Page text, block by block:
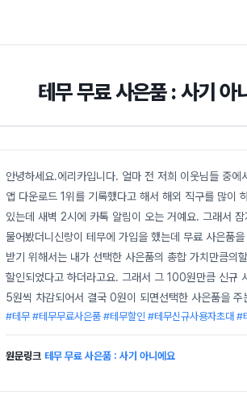
테무 무료 사은품 : 사기 아
안녕하세요.에리카입니다. 얼마 전 저희 이웃님들 중
앱 다운로드 1위를 기록했다고 해서 해외 직구를 많이
있는데 새벽 2시에 카톡 알림이 오는 거예요. 그래서
물어봤더니신랑이 테무에 가입을 했는데 무료 사은품
받기 위해서는 내가 선택한 사은품의 총합 가치만큼
할인되었다고 하더라고요. 그래서 그 100원만큼 신규
5원씩 차감되어서 결국 0원이 되면선택한 사은품을
#테무 #테무무료사은품 #테무할인 #테무신규사용자초대
원문링크 테무 무료 사은품 : 사기 아니에요